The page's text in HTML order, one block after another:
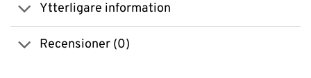
Ytterligare information
Recensioner (0)